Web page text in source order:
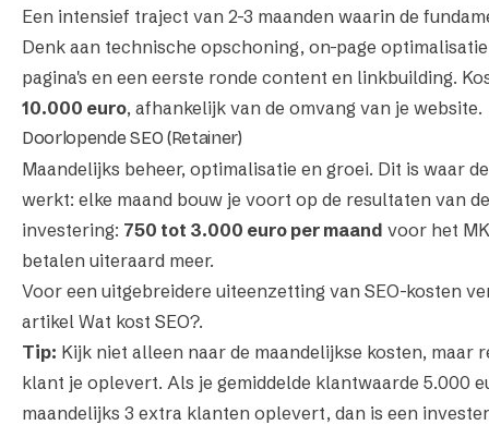
Een intensief traject van 2-3 maanden waarin de
Denk aan technische opschoning, on-page
pagina's en een eerste ronde content en linkbuilding.
10.000 euro, afhankelijk van de omvang van je website.
Doorlopende SEO (Retainer)
Maandelijks beheer, optimalisatie en groei. Dit is waar
werkt: elke maand bouw je voort op de resultaten van
investering: 750 tot 3.000 euro per maand voor het
betalen uiteraard meer.
Voor een uitgebreidere uiteenzetting van SEO-kosten
artikel Wat kost SEO?.
Tip: Kijk niet alleen naar de maandelijkse kosten, maar
klant je oplevert. Als je gemiddelde klantwaarde 5.000
maandelijks 3 extra klanten oplevert, dan is een